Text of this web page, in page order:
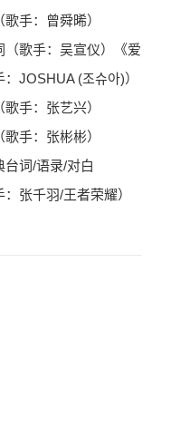
手：曾舜晞）
（歌手：吴宣仪）《爱
插曲
JOSHUA (조슈아)）
手：张艺兴）
手：张彬彬）
台词/语录/对白
：张千羽/王者荣耀）